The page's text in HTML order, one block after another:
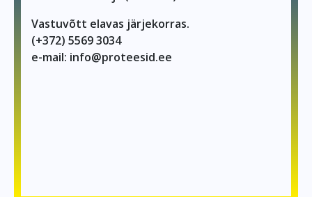
Vastuvõtt elavas järjekorras.
(+372) 5569 3034
e-mail: info@proteesid.ee